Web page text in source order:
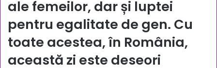
ale femeilor, dar și luptei
pentru egalitate de gen. Cu
toate acestea, în România,
această zi este deseori